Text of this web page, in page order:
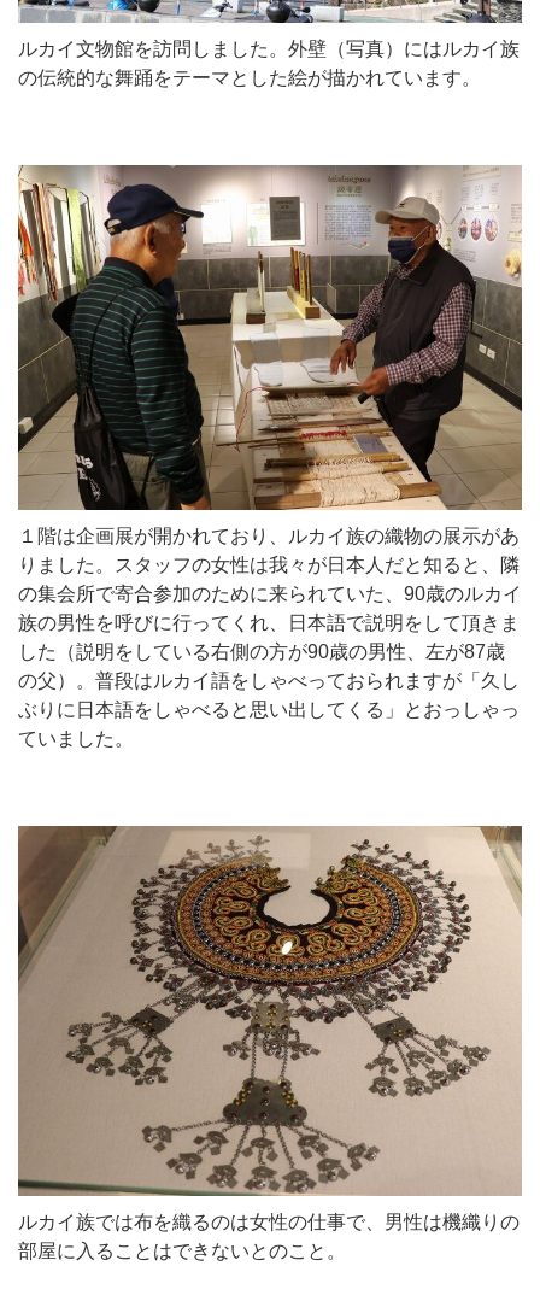
ルカイ文物館を訪問しました。外壁（写真）にはルカイ族
の伝統的な舞踊をテーマとした絵が描かれています。
１階は企画展が開かれており、ルカイ族の織物の展示があ
りました。スタッフの女性は我々が日本人だと知ると、隣
の集会所で寄合参加のために来られていた、90歳のルカイ
族の男性を呼びに行ってくれ、日本語で説明をして頂きま
した（説明をしている右側の方が90歳の男性、左が87歳
の父）。普段はルカイ語をしゃべっておられますが「久し
ぶりに日本語をしゃべると思い出してくる」とおっしゃっ
ていました。
ルカイ族では布を織るのは女性の仕事で、男性は機織りの
部屋に入ることはできないとのこと。